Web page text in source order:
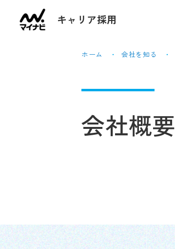
キャリア採用
ホーム 会社を知る
会社概要